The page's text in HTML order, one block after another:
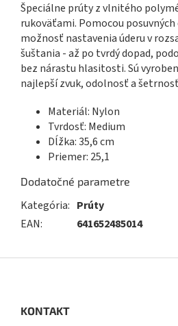
Špeciálne prúty z vlnitého
rukoväťami. Pomocou
možnosť nastavenia úderu v
šuštania - až po tvrdý dopad,
bez nárastu hlasitosti. Sú
najlepší zvuk, odolnosť a
Materiál: Nylon
Tvrdosť: Medium
Dĺžka: 35,6 cm
Priemer: 25,1
Dodatočné parametre
Kategória: Prúty
EAN: 641652485014
KONTAKT